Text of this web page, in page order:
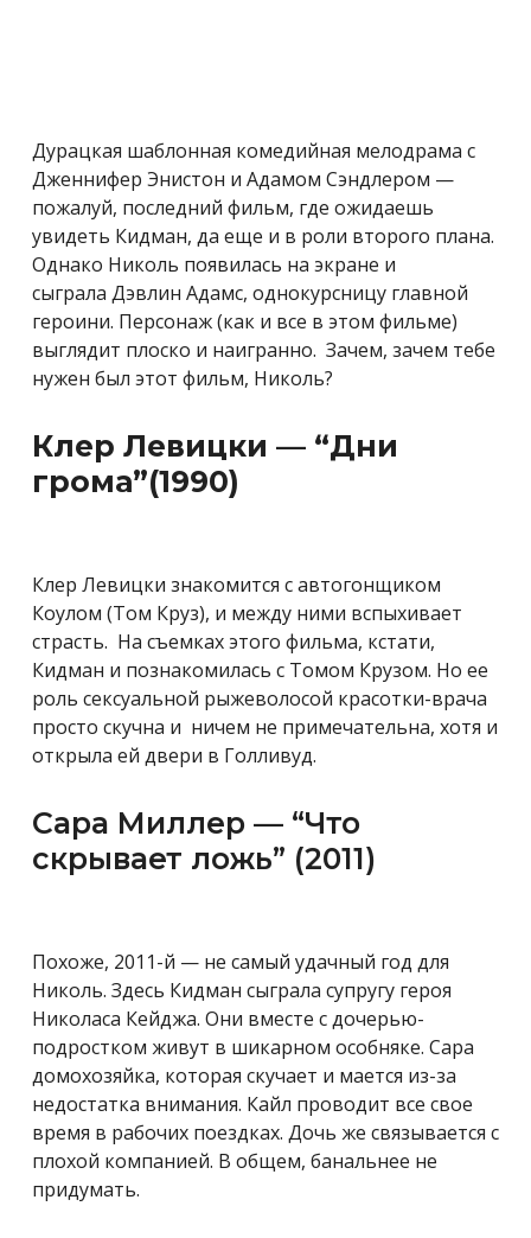
Дурацкая шаблонная комедийная мелодрама с
Дженнифер Энистон и Адамом Сэндлером —
пожалуй, последний фильм, где ожидаешь
увидеть Кидман, да еще и в роли второго плана.
Однако Николь появилась на экране и
сыграла Дэвлин Адамс, однокурсницу главной
героини. Персонаж (как и все в этом фильме)
выглядит плоско и наигранно. Зачем, зачем тебе
нужен был этот фильм, Николь?
Клер Левицки — “Дни
грома”(1990)
Клер Левицки знакомится с автогонщиком
Коулом (Том Круз), и между ними вспыхивает
страсть. На съемках этого фильма, кстати,
Кидман и познакомилась с Томом Крузом. Но ее
роль сексуальной рыжеволосой красотки-врача
просто скучна и ничем не примечательна, хотя и
открыла ей двери в Голливуд.
Сара Миллер — “Что
скрывает ложь” (2011)
Похоже, 2011-й — не самый удачный год для
Николь. Здесь Кидман сыграла супругу героя
Николаса Кейджа. Они вместе с дочерью-
подростком живут в шикарном особняке. Сара
домохозяйка, которая скучает и мается из-за
недостатка внимания. Кайл проводит все свое
время в рабочих поездках. Дочь же связывается с
плохой компанией. В общем, банальнее не
придумать.